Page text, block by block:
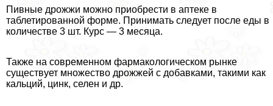
Пивные дрожжи можно приобрести в аптеке в
таблетированной форме. Принимать следует после еды в
количестве 3 шт. Курс — 3 месяца.
Также на современном фармакологическом рынке
существует множество дрожжей с добавками, такими как
кальций, цинк, селен и др.